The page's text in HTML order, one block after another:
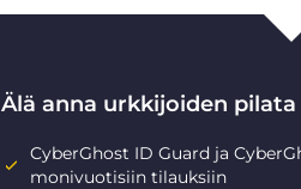
Älä anna urkkijoiden
CyberGhost ID Guard ja
monivuotisiin tilauksiin